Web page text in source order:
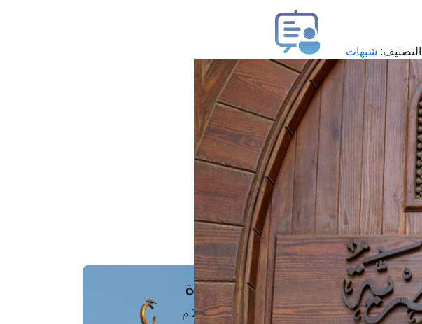
التصنيف: شبهات
طلب فتوى
استعلام عن فتوى
حجز موعد
الفتوى الهاتفية
مَواقِيتُ الصَّـــلاة
القاهرة · 07 أغسطس 2026 م